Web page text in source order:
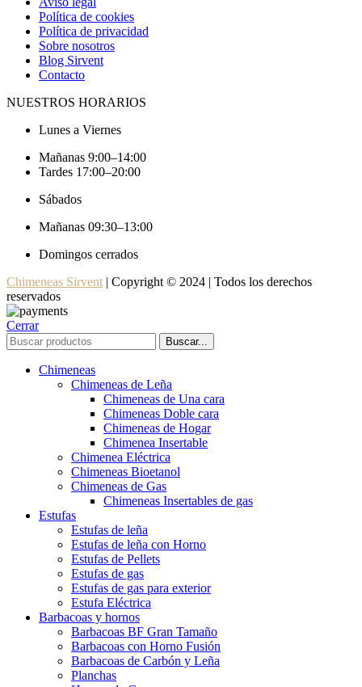
Política de cookies
Política de privacidad
Sobre nosotros
Blog Sirvent
Contacto
NUESTROS HORARIOS
Lunes a Viernes
Mañanas 9:00–14:00
Tardes 17:00–20:00
Sábados
Mañanas 09:30–13:00
Domingos cerrados
Chimeneas Sirvent | Copyright © 2024 | Todos los derechos
reservados
Cerrar
Buscar...
Chimeneas
Chimeneas de Leña
Chimeneas de Una cara
Chimeneas Doble cara
Chimeneas de Hogar
Chimenea Insertable
Chimenea Eléctrica
Chimeneas Bioetanol
Chimeneas de Gas
Chimeneas Insertables de gas
Estufas
Estufas de leña
Estufas de leña con Horno
Estufas de Pellets
Estufas de gas
Estufas de gas para exterior
Estufa Eléctrica
Barbacoas y hornos
Barbacoas BF Gran Tamaño
Barbacoas con Horno Fusión
Barbacoas de Carbón y Leña
Planchas